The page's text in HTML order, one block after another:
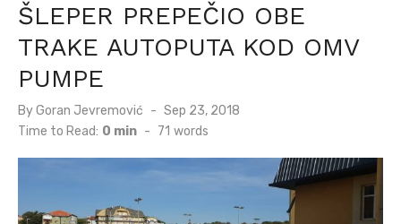
ŠLEPER PREPEČIO OBE
TRAKE AUTOPUTA KOD OMV
PUMPE
ByGoran Jevremović
Posted
on
Sep 23, 2018
Time to Read: 0 min - 71 words